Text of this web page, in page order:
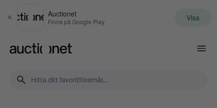
Stäng
Auctionet
Finns på Google Play Visa